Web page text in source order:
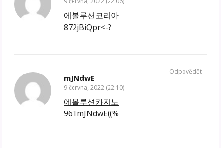
에볼루션코리아
872jBiQpr<-?
mJNdwE
9 června, 2022 (22:10)
에볼루션카지노
961mJNdwE((%
Odpovědět